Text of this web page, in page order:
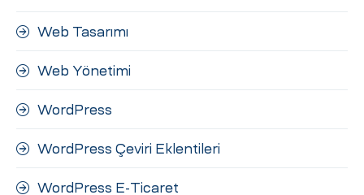
Web Tasarımı
Web Yönetimi
WordPress
WordPress Çeviri Eklentileri
WordPress E-Ticaret